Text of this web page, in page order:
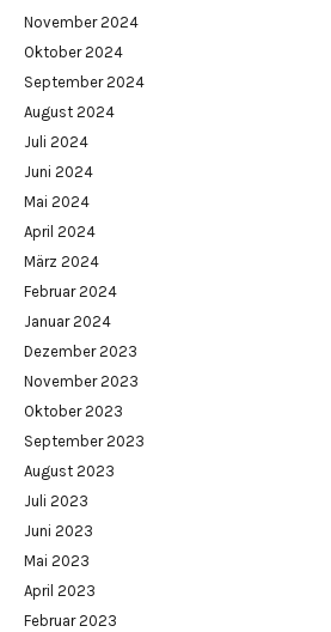
November 2024
Oktober 2024
September 2024
August 2024
Juli 2024
Juni 2024
Mai 2024
April 2024
März 2024
Februar 2024
Januar 2024
Dezember 2023
November 2023
Oktober 2023
September 2023
August 2023
Juli 2023
Juni 2023
Mai 2023
April 2023
Februar 2023